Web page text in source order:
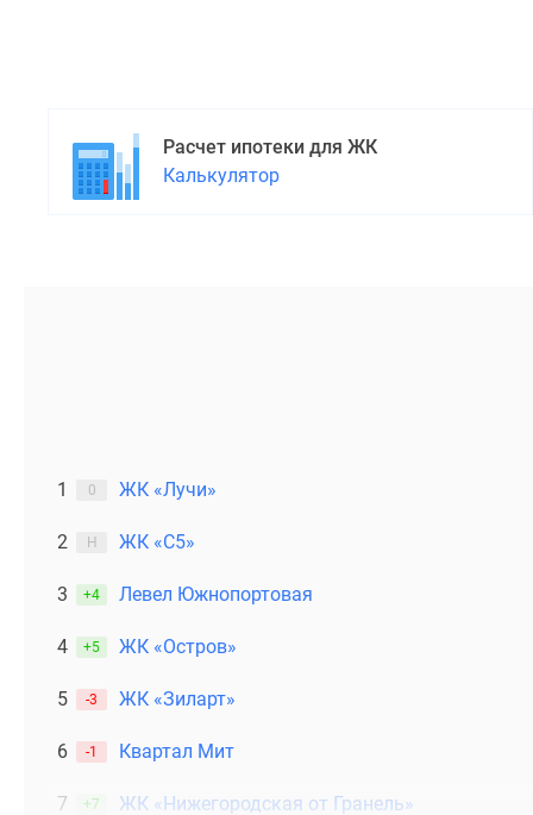
Расчет ипотеки для ЖК
Калькулятор
1 0 ЖК «Лучи»
2 Н ЖК «С5»
3 +4 Левел Южнопортовая
4 +5 ЖК «Остров»
5 -3 ЖК «Зиларт»
6 -1 Квартал Мит
7 +7 ЖК «Нижегородская от Гранель»